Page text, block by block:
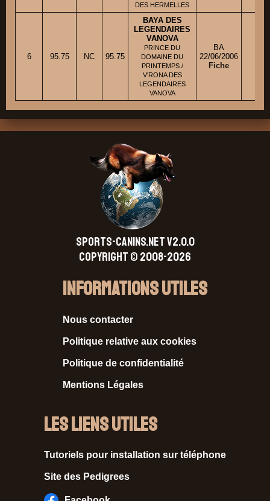
DES HERMELLES
6 95.75 NC 95.75
BAYA DES
LEGENDAIRES
VANOVA
PRINCE DU
DOMAINE DU
PRINTEMPS /
V'RONA DES
LEGENDAIRES
VANOVA
BA
22/06/2006
Fiche
SPORTS-CANINS.NET V2.0.0
Copyright © 2008-2026
Informations Utiles
Nous contacter
Politique relative aux cookies
Politique de confidentialité
Mentions Légales
Les liens utiles
Tutoriels pour installation sur téléphone
Site des Pedigrees